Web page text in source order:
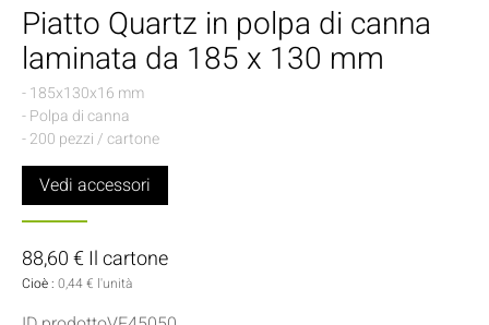
Piatto Quartz in polpa di canna
laminata da 185 x 130 mm
- 185x130x16 mm
- Polpa di canna
- 200 pezzi / cartone
Vedi accessori
88,60 € Il cartone
Cioè : 0,44 € l'unità